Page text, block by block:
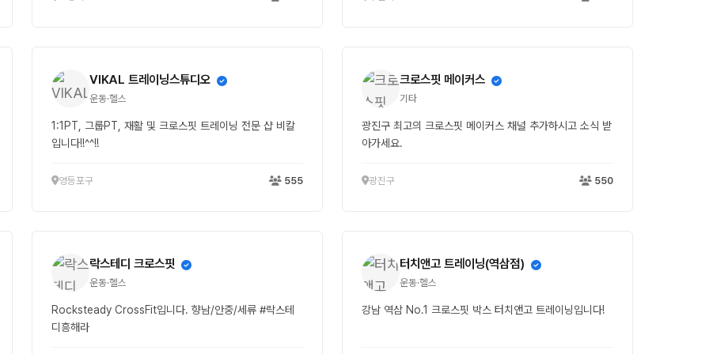
VIKAL 트레이닝스튜디오
운동·헬스
1:1PT, 그룹PT, 재활 및 크로스핏 트레이닝 전문 샵 비칼
입니다!!^^!!
영등포구 555
크로스핏 메이커스
기타
광진구 최고의 크로스핏 메이커스 채널 추가하시고 소식 받
아가세요.
광진구 550
락스테디 크로스핏
운동·헬스
Rocksteady CrossFit입니다. 향남/안중/세류 #락스테
디흥해라
터치앤고 트레이닝(역삼점)
운동·헬스
강남 역삼 No.1 크로스핏 박스 터치앤고 트레이닝입니다!